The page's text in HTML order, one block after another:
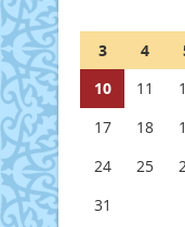
3
4
10
11
17
18
24
25
31